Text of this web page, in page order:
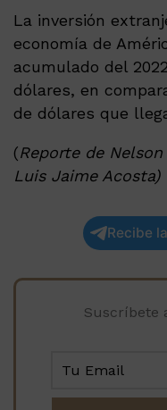
La inversión
economía de
acumulado del
dólares, en
de dólares que
(Reporte de
Luis Jaime Acosta)
Recibe
Suscríbete